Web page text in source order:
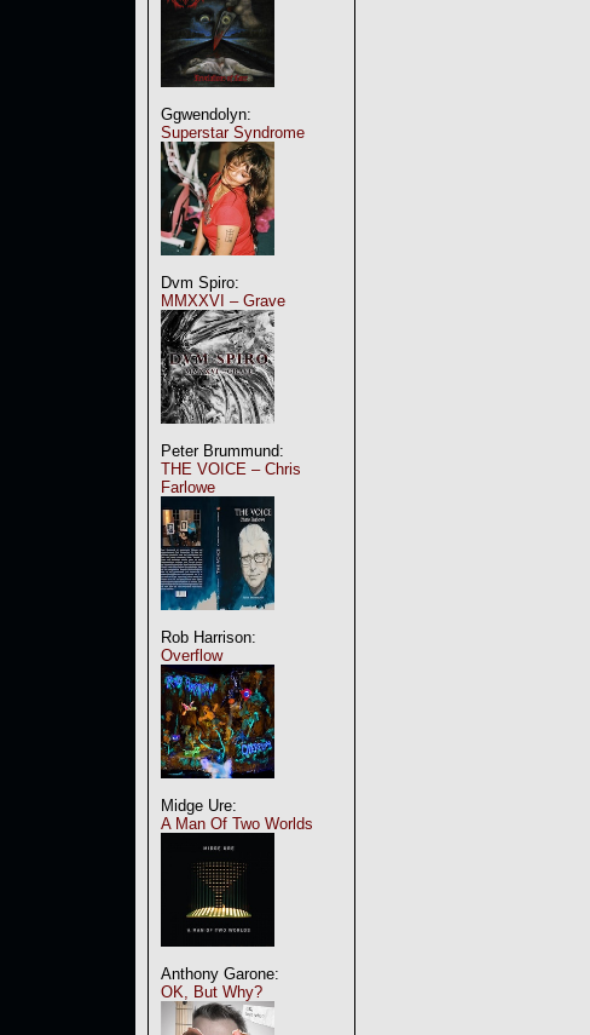
Ggwendolyn:
Superstar Syndrome
Dvm Spiro:
MMXXVI – Grave
Peter Brummund:
THE VOICE – Chris
Farlowe
Rob Harrison:
Overflow
Midge Ure:
A Man Of Two Worlds
Anthony Garone:
OK, But Why?